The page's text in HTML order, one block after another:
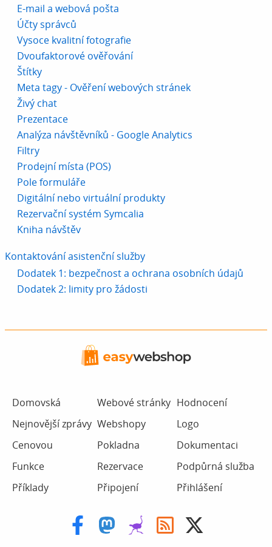
E-mail a webová pošta
Účty správců
Vysoce kvalitní fotografie
Dvoufaktorové ověřování
Štítky
Meta tagy - Ověření webových stránek
Živý chat
Prezentace
Analýza návštěvníků - Google Analytics
Filtry
Prodejní místa (POS)
Pole formuláře
Digitální nebo virtuální produkty
Rezervační systém Symcalia
Kniha návštěv
Kontaktování asistenční služby
Dodatek 1: bezpečnost a ochrana osobních údajů
Dodatek 2: limity pro žádosti
Domovská
Nejnovější zprávy
Cenovou
Funkce
Příklady
Webové stránky
Webshopy
Pokladna
Rezervace
Připojení
Hodnocení
Logo
Dokumentaci
Podpůrná služba
Přihlášení